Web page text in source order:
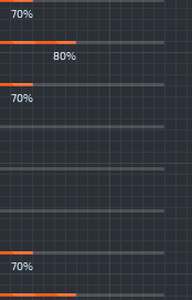
70%
80%
70%
70%